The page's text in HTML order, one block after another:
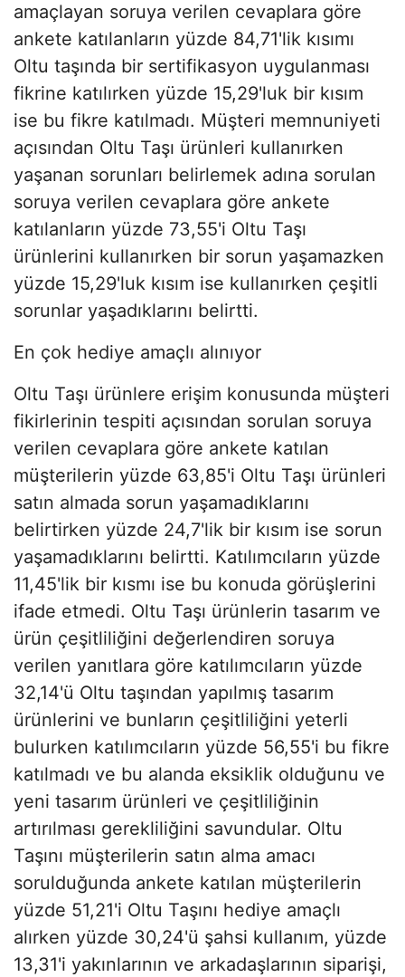
amaçlayan soruya verilen cevaplara göre
ankete katılanların yüzde 84,71'lik kısımı
Oltu taşında bir sertifikasyon uygulanması
fikrine katılırken yüzde 15,29'luk bir kısım
ise bu fikre katılmadı. Müşteri memnuniyeti
açısından Oltu Taşı ürünleri kullanırken
yaşanan sorunları belirlemek adına sorulan
soruya verilen cevaplara göre ankete
katılanların yüzde 73,55'i Oltu Taşı
ürünlerini kullanırken bir sorun yaşamazken
yüzde 15,29'luk kısım ise kullanırken çeşitli
sorunlar yaşadıklarını belirtti.
En çok hediye amaçlı alınıyor
Oltu Taşı ürünlere erişim konusunda müşteri
fikirlerinin tespiti açısından sorulan soruya
verilen cevaplara göre ankete katılan
müşterilerin yüzde 63,85'i Oltu Taşı ürünleri
satın almada sorun yaşamadıklarını
belirtirken yüzde 24,7'lik bir kısım ise sorun
yaşamadıklarını belirtti. Katılımcıların yüzde
11,45'lik bir kısmı ise bu konuda görüşlerini
ifade etmedi. Oltu Taşı ürünlerin tasarım ve
ürün çeşitliliğini değerlendiren soruya
verilen yanıtlara göre katılımcıların yüzde
32,14'ü Oltu taşından yapılmış tasarım
ürünlerini ve bunların çeşitliliğini yeterli
bulurken katılımcıların yüzde 56,55'i bu fikre
katılmadı ve bu alanda eksiklik olduğunu ve
yeni tasarım ürünleri ve çeşitliliğinin
artırılması gerekliliğini savundular. Oltu
Taşını müşterilerin satın alma amacı
sorulduğunda ankete katılan müşterilerin
yüzde 51,21'i Oltu Taşını hediye amaçlı
alırken yüzde 30,24'ü şahsi kullanım, yüzde
13,31'i yakınlarının ve arkadaşlarının siparişi,